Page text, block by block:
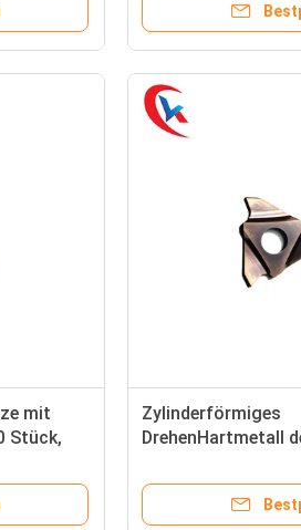
mit
Stück,
Zylinderförmiges
DrehenHartmetall
fugt